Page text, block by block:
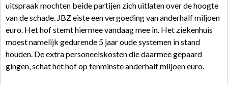
uitspraak mochten beide partijen zich uitlaten over de hoogte
van de schade. JBZ eiste een vergoeding van anderhalf miljoen
euro. Het hof stemt hiermee vandaag mee in. Het ziekenhuis
moest namelijk gedurende 5 jaar oude systemen in stand
houden. De extra personeelskosten die daarmee gepaard
gingen, schat het hof op tenminste anderhalf miljoen euro.